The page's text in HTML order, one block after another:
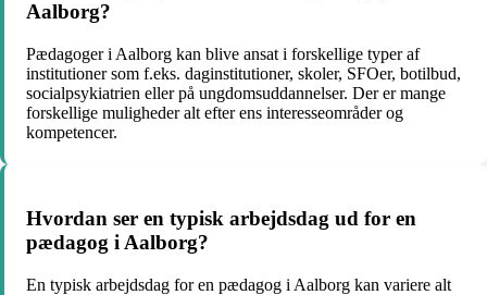
Aalborg?
Pædagoger i Aalborg kan blive ansat i forskellige typer af
institutioner som f.eks. daginstitutioner, skoler, SFOer, botilbud,
socialpsykiatrien eller på ungdomsuddannelser. Der er mange
forskellige muligheder alt efter ens interesseområder og
kompetencer.
Hvordan ser en typisk arbejdsdag ud for en
pædagog i Aalborg?
En typisk arbejdsdag for en pædagog i Aalborg kan variere alt